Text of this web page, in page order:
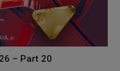
– Part 20